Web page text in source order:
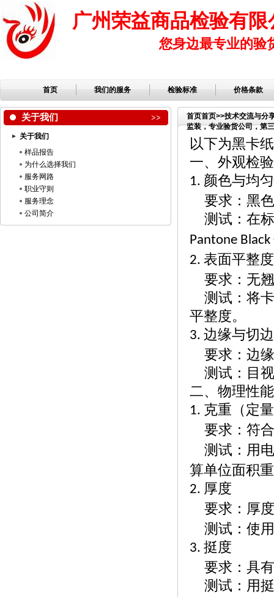
广州荣益商品检验有限
您身边最专业的验
首页 我们的服务 检验标准 价格条款
关于我们
关于我们
样品报告
为什么选择我们
服务网路
职业守则
服务理念
公司简介
首页首页>>技术交流与分
监装，专业验货公司，第
公司，服装检品，鞋子检
以下为黑卡
一、外观检验
1. 颜色与均
要求：黑
测试：在
Pantone Black
2. 表面平整
要求：无
测试：将
平整度。
3. 边缘与切
要求：边
测试：目
二、物理性
1. 克重（定
要求：符
测试：用
算单位面积
2. 厚度
要求：厚
测试：使
3. 挺度
要求：具
测试：用